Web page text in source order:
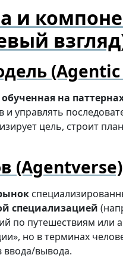
и
(Agentic
на
и управлять
цель, строит
(Agentverse)
специализацией
по путешествиям или
но в терминах
ввода/вывода.